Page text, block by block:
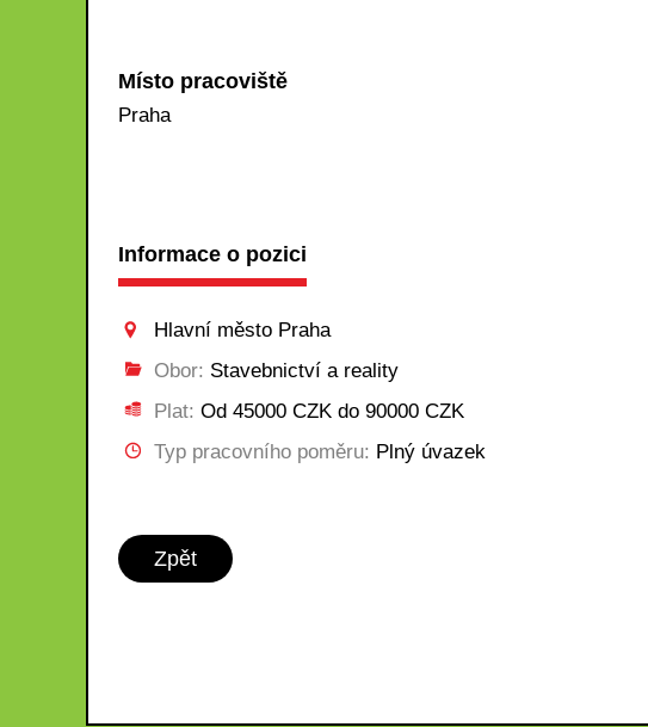
Místo pracoviště
Praha
Informace o pozici
Hlavní město Praha
Obor: Stavebnictví a reality
Plat: Od 45000 CZK do 90000 CZK
Typ pracovního poměru: Plný úvazek
Zpět